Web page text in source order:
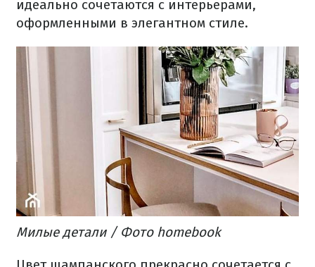
идеально сочетаются с интерьерами,
оформленными в элегантном стиле.
Милые детали / Фото homebook